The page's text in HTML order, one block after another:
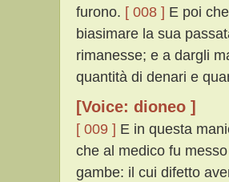
furono. [ 008 ] E poi
biasimare la sua
rimanesse; e a dargli
quantità di denari e
[Voice: dioneo ]
[ 009 ] E in questa
che al medico fu
gambe: il cui difetto